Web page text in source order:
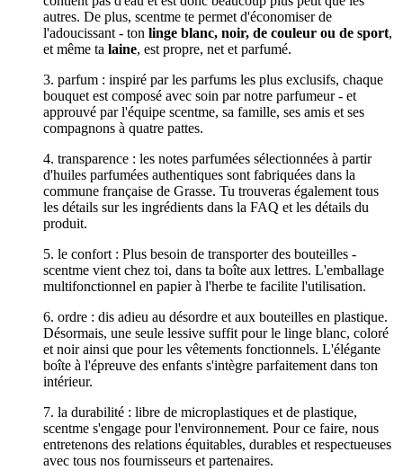
autres. De plus, scentme te permet d'économiser de
l'adoucissant - ton linge blanc, noir, de couleur ou de sport,
et même ta laine, est propre, net et parfumé.
3. parfum : inspiré par les parfums les plus exclusifs, chaque
bouquet est composé avec soin par notre parfumeur - et
approuvé par l'équipe scentme, sa famille, ses amis et ses
compagnons à quatre pattes.
4. transparence : les notes parfumées sélectionnées à partir
d'huiles parfumées authentiques sont fabriquées dans la
commune française de Grasse. Tu trouveras également tous
les détails sur les ingrédients dans la FAQ et les détails du
produit.
5. le confort : Plus besoin de transporter des bouteilles -
scentme vient chez toi, dans ta boîte aux lettres. L'emballage
multifonctionnel en papier à l'herbe te facilite l'utilisation.
6. ordre : dis adieu au désordre et aux bouteilles en plastique.
Désormais, une seule lessive suffit pour le linge blanc, coloré
et noir ainsi que pour les vêtements fonctionnels. L'élégante
boîte à l'épreuve des enfants s'intègre parfaitement dans ton
intérieur.
7. la durabilité : libre de microplastiques et de plastique,
scentme s'engage pour l'environnement. Pour ce faire, nous
entretenons des relations équitables, durables et respectueuses
avec tous nos fournisseurs et partenaires.